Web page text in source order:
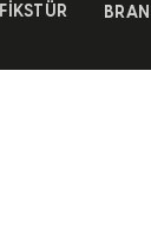
FIKSTÜR